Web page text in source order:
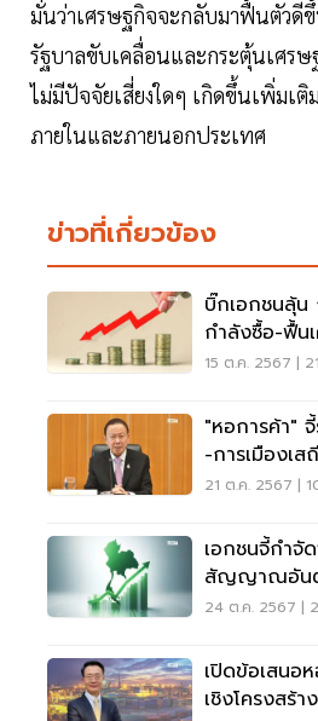
มั่นว่าเศรษฐกิจจะกลับมาฟื้นตัวดี
รัฐบาลขับเคลื่อนและกระตุ้นเศรษ
ไม่มีปัจจัยเสี่ยงใดๆ เกิดขึ้นเพิ่มเติ
ภายในและภายนอกประเทศ
ข่าวที่เกี่ยวข้อง
บิ๊กเอกชนลุ้น
กำลังซื้อ-ฟื้น
15 ต.ค. 2567 |
"หอการค้า"
-การเมืองเ
เครดิตประเทศ
21 ต.ค. 2567 |
เอกชนจี้กำ
สัญญาณอันต
แข่งขันทรุด
24 ต.ค. 2567 |
เปิดข้อเสนอ
เชิงโครงสร้